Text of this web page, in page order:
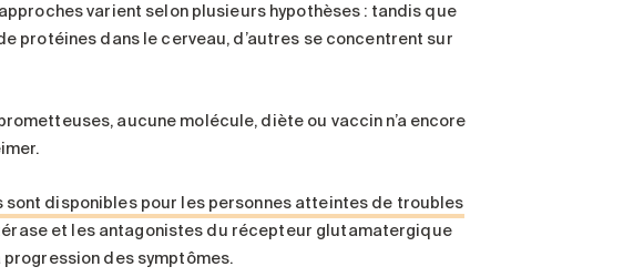
varient selon plusieurs hypothèses : tandis que
protéines dans le cerveau, d’autres se concentrent sur
aucune molécule, diète ou vaccin n’a encore
disponibles pour les personnes atteintes de troubles
et les antagonistes du récepteur glutamatergique
des symptômes.